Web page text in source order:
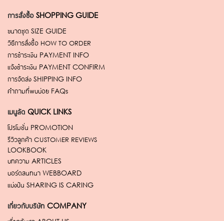
การสั่งซื้อ SHOPPING GUIDE
ขนาดชุด SIZE GUIDE
วิธีการสั่งซื้อ HOW TO ORDER
การชำระเงิน PAYMENT INFO
แจ้งชำระเงิน PAYMENT CONFIRM
การจัดส่ง SHIPPING INFO
คำถามที่พบบ่อย FAQs
เมนูลัด QUICK LINKS
โปรโมชั่น PROMOTION
รีวิวลูกค้า CUSTOMER REVIEWS
LOOKBOOK
บทความ ARTICLES
บอร์ดสนทนา WEBBOARD
แบ่งปัน SHARING IS CARING
เกี่ยวกับบริษัท COMPANY